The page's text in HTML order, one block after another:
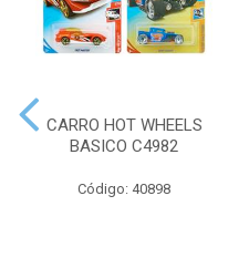
CARRO HOT WHEELS
BASICO C4982
Código: 40898